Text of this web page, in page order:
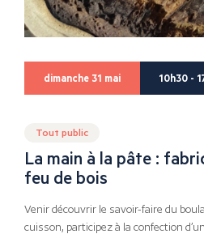
dimanche 31 mai 10h30 -
Tout public
La main à la pâte :
feu de bois
Venir découvrir le savoir-faire du
cuisson, participez à la confection